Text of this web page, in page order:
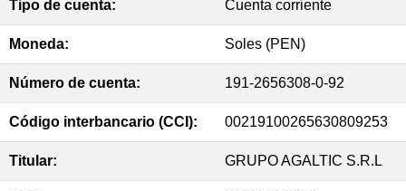
Tipo de cuenta: Cuenta corriente
Moneda: Soles (PEN)
Número de cuenta: 191-2656308-0-92
Código interbancario (CCI): 00219100265630809253
Titular: GRUPO AGALTIC S.R.L